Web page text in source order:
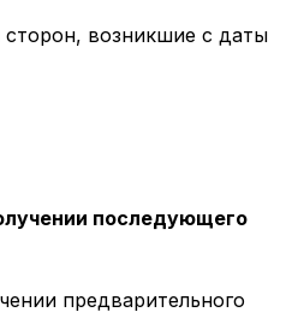
возникшие с даты
последующего
предварительного